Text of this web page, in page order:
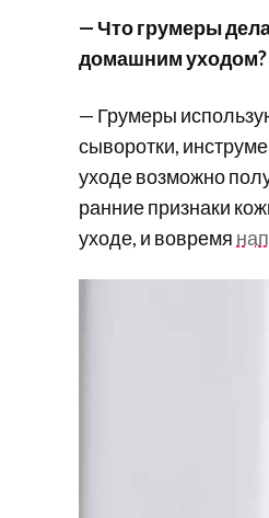
— Что грумеры
домашним уходом?
— Грумеры
сыворотки,
уходе возможно
ранние признаки
уходе, и вовремя